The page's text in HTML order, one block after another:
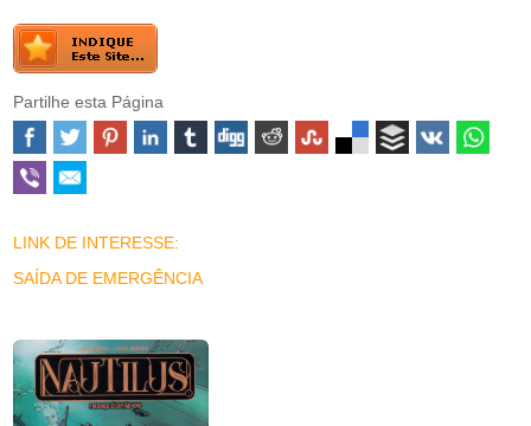
Partilhe esta Página
LINK DE INTERESSE:
SAÍDA DE EMERGÊNCIA